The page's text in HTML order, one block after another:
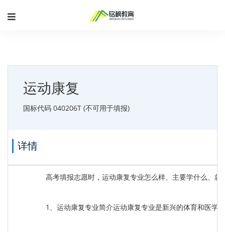
运动康复
国标代码 040206T (不可用于填报)
详情
高考填报志愿时，运动康复专业怎么样、主要学什么、
1、运动康复专业简介运动康复专业是新兴的体育和医学